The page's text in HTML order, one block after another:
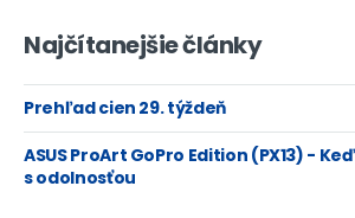
Najčítanejšie články
Prehľad cien 29. týždeň
ASUS ProArt GoPro Edition (PX13) -
s odolnosťou